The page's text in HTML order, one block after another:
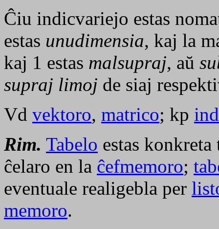
Ĉiu indicvariejo estas
estas unudimensia, kaj la
kaj 1 estas malsupraj, aŭ
supraj limoj de siaj
Vd vektoro, matrico; kp
Rim. Tabelo estas
ĉelaro en la ĉefmemoro;
eventuale realigebla per
memoro.